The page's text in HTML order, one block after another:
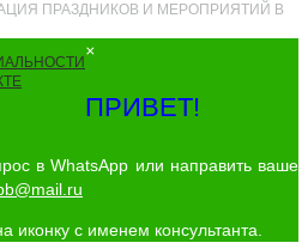
ПРАЗДНИКОВ И МЕРОПРИЯТИЙ В
×
ПРИВЕТ!
в WhatsApp или направить ваше
иконку с именем консультанта.